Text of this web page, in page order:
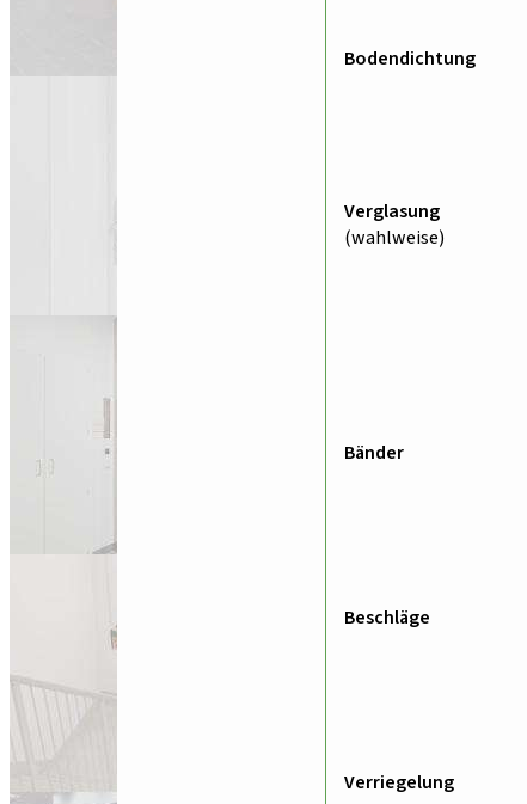
Bodendichtung
Verglasung
(wahlweise)
Bänder
Beschläge
Verriegelung